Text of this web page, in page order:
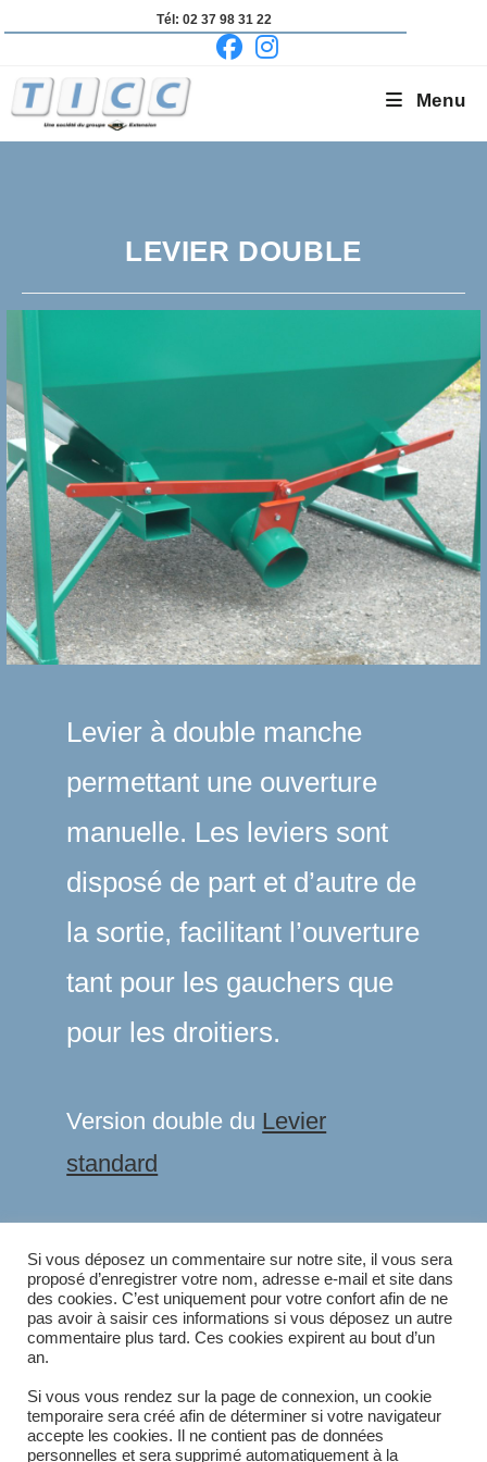
to
Tél: 02 37 98 31 22
Menu
LEVIER DOUBLE
Levier à double manche
permettant une ouverture
manuelle. Les leviers sont
disposé de part et d’autre de
la sortie, facilitant l’ouverture
tant pour les gauchers que
pour les droitiers.
Version double du Levier
standard
ÉTIQUETTES : ELEVEURS, INDUSTRIE
READ
MORE
Article précédent
Article suivant
Levier de vanne verticale
Si vous déposez un commentaire sur notre site, il vous sera
proposé d’enregistrer votre nom, adresse e-mail et site dans
des cookies. C’est uniquement pour votre confort afin de ne
pas avoir à saisir ces informations si vous déposez un autre
commentaire plus tard. Ces cookies expirent au bout d’un
an.
Si vous vous rendez sur la page de connexion, un cookie
temporaire sera créé afin de déterminer si votre navigateur
accepte les cookies. Il ne contient pas de données
personnelles et sera supprimé automatiquement à la